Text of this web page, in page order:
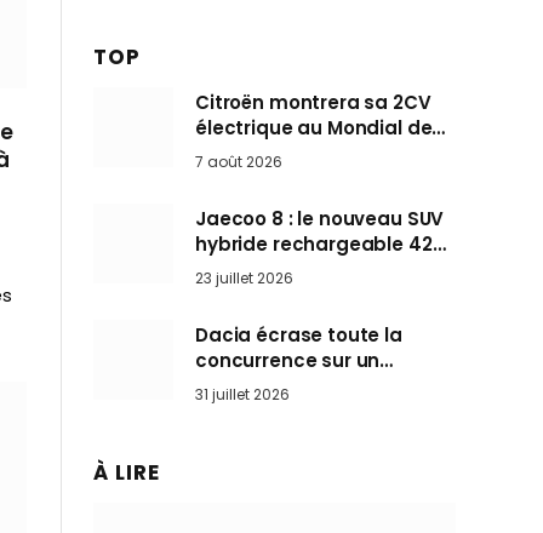
TOP
Citroën montrera sa 2CV
électrique au Mondial de
Paris pendant que BMW et
7 août 2026
Jaecoo 8 : le nouveau SUV
hybride rechargeable 428
ch qui vise l’Audi Q7 arrive
en Europe cet automne
23 juillet 2026
Dacia écrase toute la
concurrence sur un
marché où personne ne
l’attendait
31 juillet 2026
À LIRE